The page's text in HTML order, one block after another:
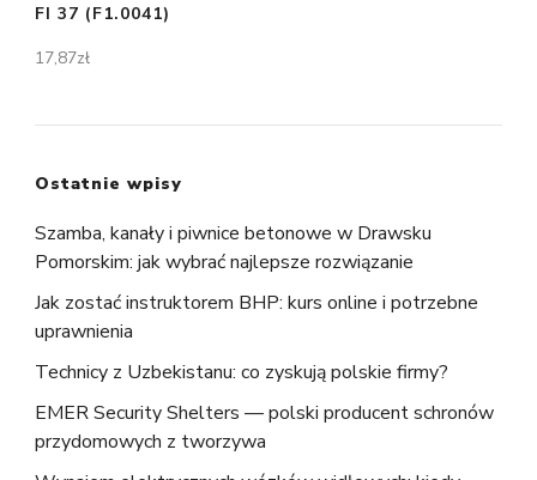
FI 37 (F1.0041)
17,87zł
Ostatnie wpisy
Szamba, kanały i piwnice betonowe w Drawsku
Pomorskim: jak wybrać najlepsze rozwiązanie
Jak zostać instruktorem BHP: kurs online i potrzebne
uprawnienia
Technicy z Uzbekistanu: co zyskują polskie firmy?
EMER Security Shelters — polski producent schronów
przydomowych z tworzywa